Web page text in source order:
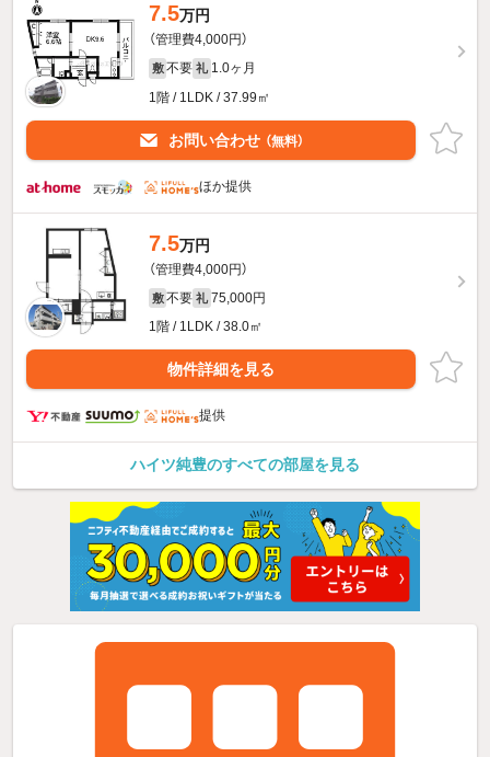
7.5万円
（管理費4,000円）
敷 不要 礼 1.0ヶ月
1階 / 1LDK / 37.99㎡
お問い合わせ （無料）
ほか提供
7.5万円
（管理費4,000円）
敷 不要 礼 75,000円
1階 / 1LDK / 38.0㎡
物件詳細を見る
提供
ハイツ純豊のすべての部屋を見る